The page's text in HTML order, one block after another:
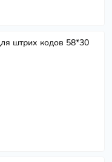
штрих кодов 58*30